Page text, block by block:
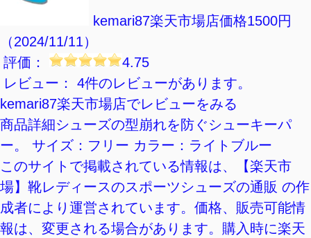
kemari87楽天市場店価格1500円
（2024/11/11）
評価：
4.75
レビュー： 4件のレビューがあります。
kemari87楽天市場店でレビューをみる
商品詳細シューズの型崩れを防ぐシューキーパ
ー。 サイズ：フリー カラー：ライトブルー
このサイトで掲載されている情報は、【楽天市
場】靴レディースのスポーツシューズの通販 の作
成者により運営されています。価格、販売可能情
報は、変更される場合があります。購入時に楽天